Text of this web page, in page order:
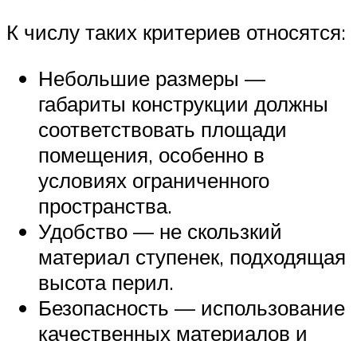
К числу таких критериев относятся:
Небольшие размеры —
габариты конструкции должны
соответствовать площади
помещения, особенно в
условиях ограниченного
пространства.
Удобство — не скользкий
материал ступенек, подходящая
высота перил.
Безопасность — использование
качественных материалов и